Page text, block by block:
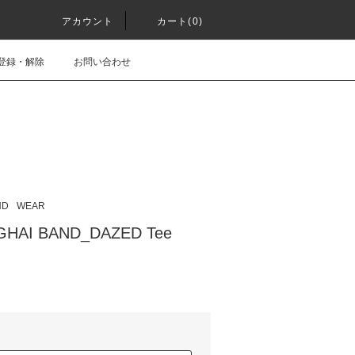
アカウント カート(0)
録・解除 お問い合わせ
WEAR
BAND_DAZED Tee